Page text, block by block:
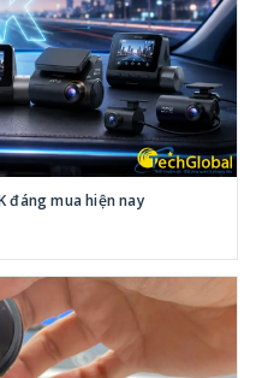
đáng mua hiện nay